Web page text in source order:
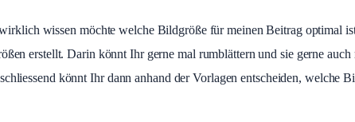
wissen möchte welche Bildgröße für meinen Beitrag optimal
erstellt. Darin könnt Ihr gerne mal rumblättern und sie gerne
könnt Ihr dann anhand der Vorlagen entscheiden, welche